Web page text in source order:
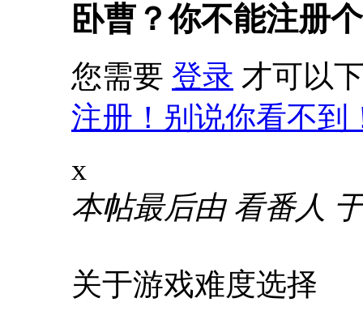
卧曹？你不能注册
您需要 登录 才可以
注册！别说你看不到
x
本帖最后由 看番人
关于游戏难度选择